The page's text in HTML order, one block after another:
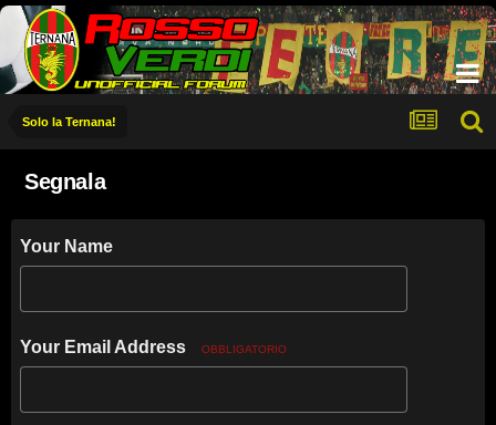
Solo la Ternana!
Segnala
Your Name
Your Email Address OBBLIGATORIO